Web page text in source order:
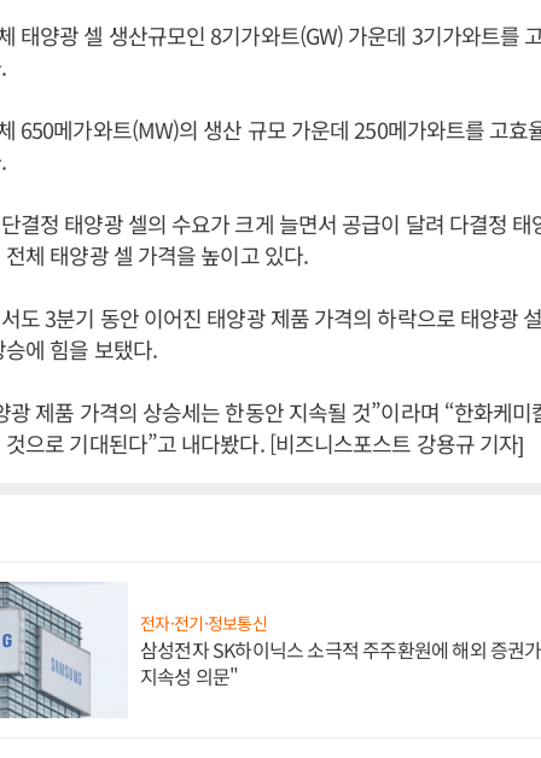
태양광 셀 생산규모인 8기가와트(GW) 가운데 3기가와트를
650메가와트(MW)의 생산 규모 가운데 250메가와트를 고효
결정 태양광 셀의 수요가 크게 늘면서 공급이 달려 다결정 태
체 태양광 셀 가격을 높이고 있다.
도 3분기 동안 이어진 태양광 제품 가격의 하락으로 태양광
에 힘을 보탰다.
광 제품 가격의 상승세는 한동안 지속될 것”이라며 “한화케미
으로 기대된다”고 내다봤다. [비즈니스포스트 강용규 기자]
전자·전기·정보통신
삼성전자 SK하이닉스 소극적 주주환원에 해외 증권
지속성 의문"